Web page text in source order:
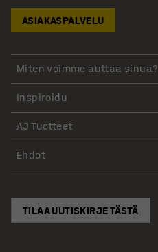
ASIAKASPALVELU
Miten voimme auttaa sinua?
Inspiroidu
AJ Tuotteet
Ehdot
TILAA UUTISKIRJE TÄSTÄ